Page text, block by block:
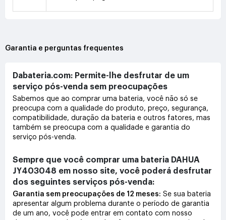
Garantia e perguntas frequentes
Dabateria.com: Permite-lhe desfrutar de um
serviço pós-venda sem preocupações
Sabemos que ao comprar uma bateria, você não só se
preocupa com a qualidade do produto, preço, segurança,
compatibilidade, duração da bateria e outros fatores, mas
também se preocupa com a qualidade e garantia do
serviço pós-venda.
Sempre que você comprar uma bateria DAHUA
JY403048 em nosso site, você poderá desfrutar
dos seguintes serviços pós-venda:
Garantia sem preocupações de 12 meses: Se sua bateria
apresentar algum problema durante o período de garantia
de um ano, você pode entrar em contato com nosso